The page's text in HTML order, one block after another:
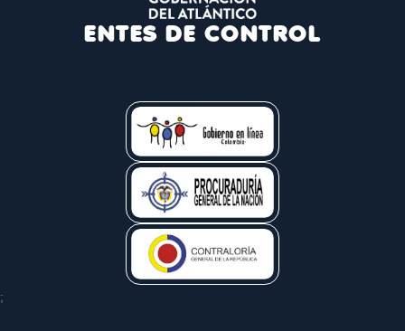
ENTES DE CONTROL
;